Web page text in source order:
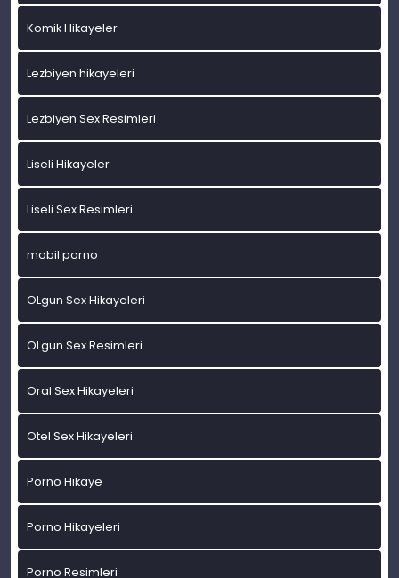
Komik Hikayeler
Lezbiyen hikayeleri
Lezbiyen Sex Resimleri
Liseli Hikayeler
Liseli Sex Resimleri
mobil porno
OLgun Sex Hikayeleri
OLgun Sex Resimleri
Oral Sex Hikayeleri
Otel Sex Hikayeleri
Porno Hikaye
Porno Hikayeleri
Porno Resimleri